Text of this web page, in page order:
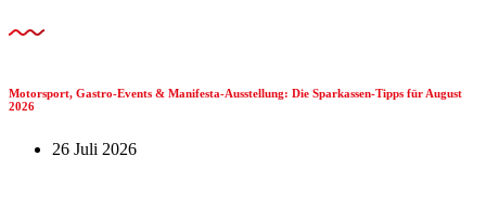
Motorsport, Gastro-Events & Manifesta-Ausstellung: Die Sparkassen-Tipps für August
2026
26 Juli 2026